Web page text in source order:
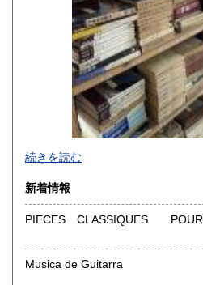
-
沿線名：-
最寄駅：-
営業時間：-
定休日：-
書籍の買取について
続きを読む
新着情報
Musica de Guitarra